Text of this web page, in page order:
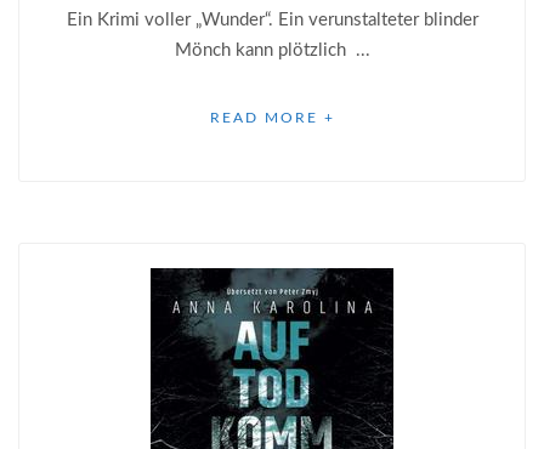
Ein Krimi voller „Wunder“. Ein verunstalteter blinder
Mönch kann plötzlich ...
READ MORE +